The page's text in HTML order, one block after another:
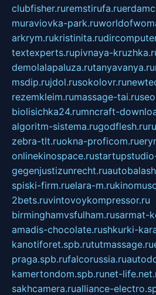
clubfisher.ruremstirufa.ru
muraviovka-park.ru
arkrym.rukristinita.ru
textexperts.rupivnaya-
demolalapaluza.rutanyavanya.ru
msdip.rujdol.rusokolovr.ru
rezemkleim.rumassage-tai.ru
biolisichka24.rumncraft-
algoritm-sistema.rugodflesh.ru
zebra-tlt.ruokna-proficom.ru
onlinekinospace.ru
gegenjustizunrecht.ru
spiski-firm.ruelara-m.ru
2bets.ruvintovoykompressor.ru
birminghamvsfulham.rusarmat-
amadis-chocolate.rushkurki-
kanotiforet.spb.rututmassage.ru
praga.spb.rufalcorussia.ru
kamertondom.spb.runet-
sakhcamera.rualliance-